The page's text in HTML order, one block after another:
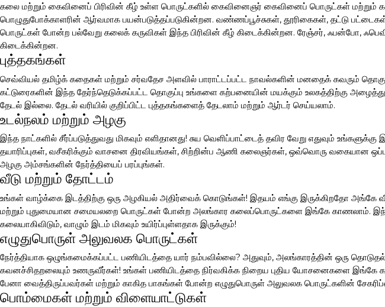
கலை மற்றும் கைவினைப் பிரிவின் கீழ் உள்ள பொருட்களில் கைவினைஞர் கைவினைப் பொருட்கள்
பொழுதுபோக்காளரின் ஆர்வமாக பயன்படுத்தப்படுகின்றன. வண்ணப்பூச்சுகள், தூரிகைகள், தட்டு
பொருட்கள் போன்ற பல்வேறு கலைக் கருவிகள் இந்த பிரிவின் கீழ் கிடைக்கின்றன. ரேஞ்சர், ஃபன்போ,
கிடைக்கின்றன.
புத்தகங்கள்
செவ்வியல் தமிழ்க் கதைகள் மற்றும் சர்வதேச அளவில் பாராட்டப்பட்ட நாவல்களின் மனதைக் கவரும்
கட்டுரைகளின் இந்த தேர்ந்தெடுக்கப்பட்ட தொகுப்பு உங்களை கற்பனையின் மயக்கும் உலகத்திற்கு
தேடல் இல்லை. தேடல் வரியில் குறிப்பிட்ட புத்தகங்களைத் தேடலாம் மற்றும் ஆர்டர் செய்யலாம்.
உடல்நலம் மற்றும் அழகு
இந்த நாட்களில் சீர்ப்படுத்துவது மிகவும் எளிதானது! சுய வெளிப்பாட்டைத் தவிர வேறு எதுவும்
தயாரிப்புகள், வசீகரிக்கும் வாசனை திரவியங்கள், சிற்றின்ப ஆணி கலைஞர்கள், ஒவ்வொரு வகையான
அழகு அம்சங்களின் நேர்த்தியைப் பரப்புங்கள்.
வீடு மற்றும் தோட்டம்
உங்கள் வாழ்க்கை இடத்திற்கு ஒரு அழகியல் அதிர்வைக் கொடுங்கள்! இதயம் எங்கு இருக்கிறதோ அங்கே
மற்றும் புதுமையான சமையலறை பொருட்கள் போன்ற அலங்கார கலைப்பொருட்களை இங்கே காணலாம்.
கலையாகிவிடும், வாழும் இடம் மிகவும் உயிர்ப்புள்ளதாக இருக்கும்!
எழுதுபொருள் அலுவலக பொருட்கள்
நேர்த்தியாக ஒழுங்கமைக்கப்பட்ட பணியிடத்தை யார் நம்பவில்லை? அதுவும், அலங்காரத்தின் ஒரு
கவனச்சிதறலையும் உணருவீர்கள்! உங்கள் பணியிடத்தை நிர்வகிக்க நிறைய புதிய யோசனைகளை இங்கே
பேனா வைத்திருப்பவர்கள் மற்றும் காகித பாகங்கள் போன்ற எழுதுபொருள் அலுவலக பொருட்களின்
பொம்மைகள் மற்றும் விளையாட்டுகள்